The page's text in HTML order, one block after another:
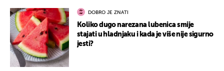
DOBRO JE ZNATI
Koliko dugo narezana lubenica smije
stajati u hladnjaku i kada je više nije sigurno
jesti?